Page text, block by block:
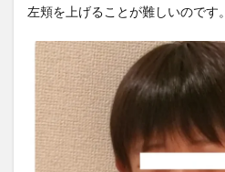
左頬を上げることが難しいのです。